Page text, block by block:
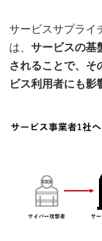
サービスサプライ
は、 サービスの基
されることで、そ
ビス利用者にも影